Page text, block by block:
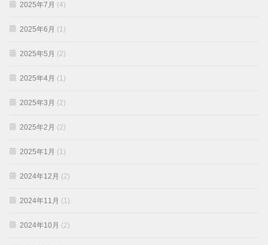
2025年7月 (4)
2025年6月 (1)
2025年5月 (2)
2025年4月 (1)
2025年3月 (2)
2025年2月 (2)
2025年1月 (1)
2024年12月 (2)
2024年11月 (1)
2024年10月 (2)